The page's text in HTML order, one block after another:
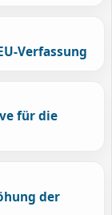
Verfassung
für die
der